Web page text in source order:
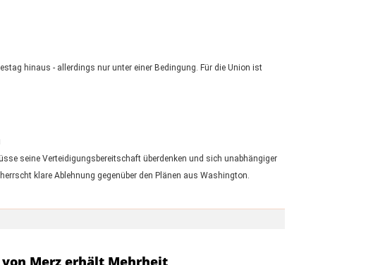
hinaus - allerdings nur unter einer Bedingung. Für die Union ist
seine Verteidigungsbereitschaft überdenken und sich unabhängiger
klare Ablehnung gegenüber den Plänen aus Washington.
Merz erhält Mehrheit